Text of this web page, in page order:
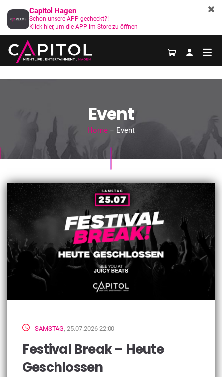
Event
Home – Event
SAMSTAG, 25.07.2026 22:00
Festival Break – Heute
Geschlossen
Capitol Hagen
Schon unsere APP gecheckt?!
Klick hier, um die APP im Store zu öffnen